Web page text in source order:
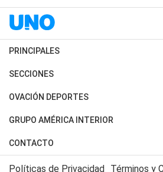
PRINCIPALES
Últimas Noticias
Política
Judiciales
Economia
SECCIONES
Horóscopo
Motores
Trucos caseros
OVACIÓN DEPORTES
Fútbol
Mundial
Automovilismo
GRUPO AMÉRICA INTERIOR
Canal 7 en Vivo
CONTACTO
Acerca de Nosotros
Políticas de Privacidad Términos y